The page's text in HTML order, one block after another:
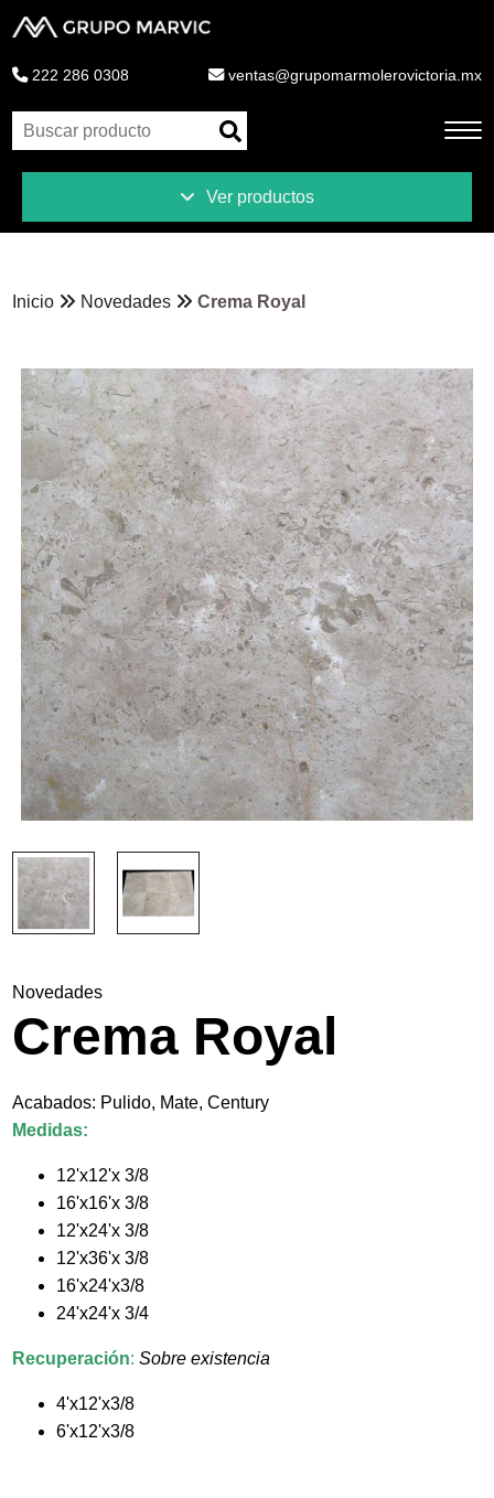
222 286 0308 ventas@grupomarmolerovictoria.mx
Liquidaciones
Ventajas
Nosotros
Contacto
Ver productos
Inicio Novedades Crema Royal
Novedades
Crema Royal
Acabados: Pulido, Mate, Century
Medidas:
12'x12'x 3/8
16'x16'x 3/8
12'x24'x 3/8
12'x36'x 3/8
16'x24'x3/8
24'x24'x 3/4
Recuperación: Sobre existencia
4'x12'x3/8
6'x12'x3/8